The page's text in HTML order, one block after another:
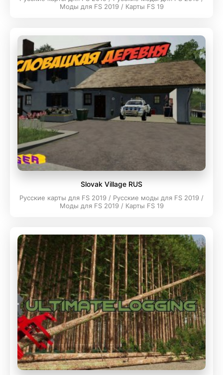
Моды для FS 2019 / Карты FS 19
Slovak Village RUS
Русские карты для FS 2019 / Русские моды для FS 2019 /
Моды для FS 2019 / Карты FS 19